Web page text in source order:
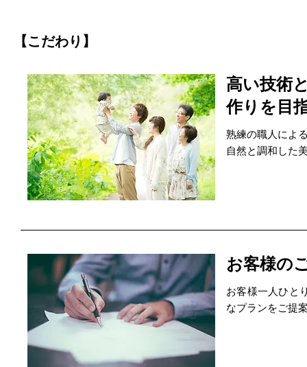
【こだわり】
高い技術
作りを目
熟練の職人によ
自然と調和した
お客様の
お客様一人ひと
なプランをご提